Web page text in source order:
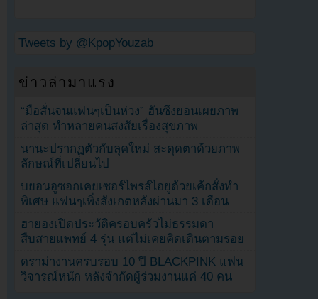
Tweets by @KpopYouzab
ข่าวล่ามาแรง
“มือสั่นจนแฟนๆเป็นห่วง” ฮันซึงยอนเผยภาพ
ล่าสุด ทำหลายคนสงสัยเรื่องสุขภาพ
นานะปรากฏตัวกับลุคใหม่ สะดุดตาด้วยภาพ
ลักษณ์ที่เปลี่ยนไป
บยอนอูซอกเคยเซอร์ไพรส์ไอยูด้วยเค้กสั่งทำ
พิเศษ แฟนๆเพิ่งสังเกตหลังผ่านมา 3 เดือน
ฮายองเปิดประวัติครอบครัวไม่ธรรมดา
สืบสายแพทย์ 4 รุ่น แต่ไม่เคยคิดเดินตามรอย
ดราม่างานครบรอบ 10 ปี BLACKPINK แฟน
วิจารณ์หนัก หลังจำกัดผู้ร่วมงานแค่ 40 คน